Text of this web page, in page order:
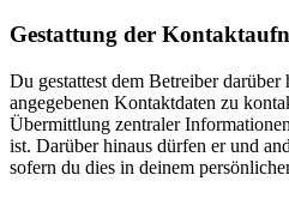
Gestattung der
Du gestattest dem Betreiber
angegebenen Kontaktdaten zu
Übermittlung zentraler
ist. Darüber hinaus dürfen er und
sofern du dies in deinem